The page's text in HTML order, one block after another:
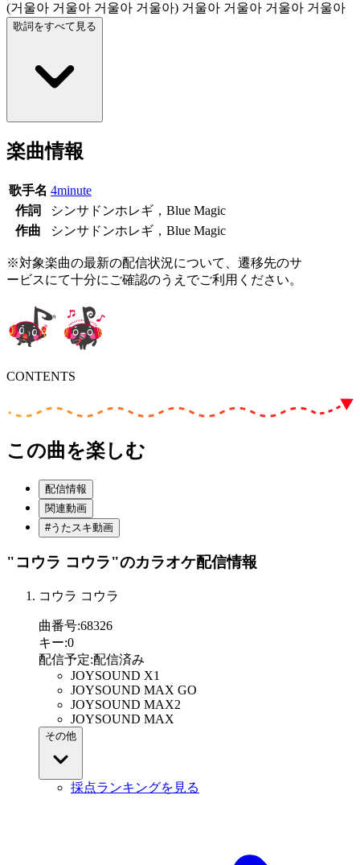
(거울아 거울아 거울아 거울아) 거울아 거울아 거울아 거울아
歌詞をすべて見る
楽曲情報
歌手名 4minute
作詞
シンサドンホレギ，Blue Magic
作曲
シンサドンホレギ，Blue Magic
※対象楽曲の最新の配信状況について、遷移先のサ
ービスにて十分にご確認のうえでご利用ください。
CONTENTS
この曲を楽しむ
配信情報
関連動画
#うたスキ動画
"コウラ コウラ"のカラオケ配信情報
コウラ コウラ
曲番号:68326
キー:0
配信予定:配信済み
JOYSOUND X1
JOYSOUND MAX GO
JOYSOUND MAX2
JOYSOUND MAX
その他
採点ランキングを見る